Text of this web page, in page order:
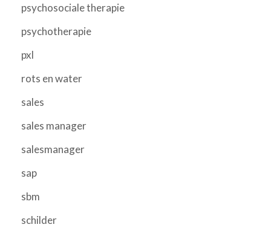
psychosociale therapie
psychotherapie
pxl
rots en water
sales
sales manager
salesmanager
sap
sbm
schilder